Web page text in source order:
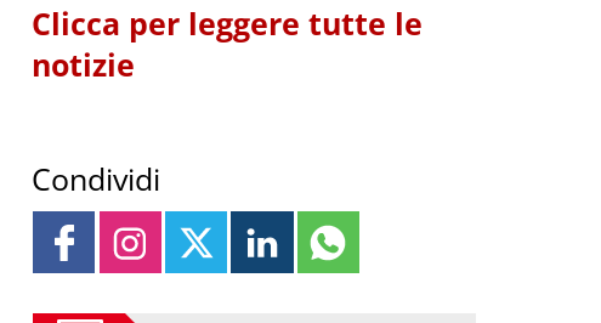
Clicca per leggere tutte le
notizie
Condividi